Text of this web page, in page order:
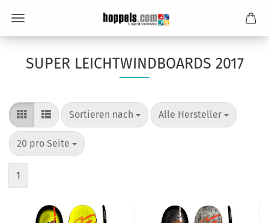
SUPER LEICHTWINDBOARDS 2017
Sortieren nach
Sortieren nach Alle Hersteller
pro Seite
20 pro Seite
pro Seite
1